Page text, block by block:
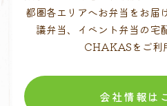
都圏各エリアへお弁当をお届
議弁当、イベント弁当の宅
CHAKASをご利
会社情報は